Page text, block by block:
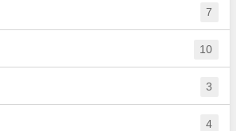
7
10
3
4